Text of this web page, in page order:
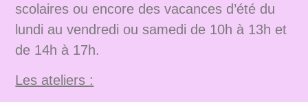
scolaires ou encore des vacances d’été du
lundi au vendredi ou samedi de 10h à 13h et
de 14h à 17h.
Les ateliers :